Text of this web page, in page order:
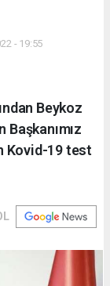
- 19:55
Beykoz
Başkanımız
Kovid-19 test